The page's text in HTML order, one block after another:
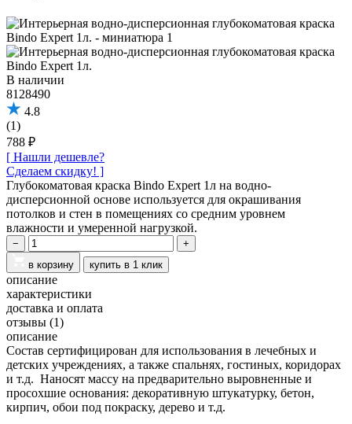
В наличии
8128490
4.8
(1)
788 ₽
[ Нашли дешевле?
Сделаем скидку! ]
Глубокоматовая краска Bindo Expert 1л на водно-
дисперсионной основе используется для окрашивания
потолков и стен в помещениях со средним уровнем
влажности и умеренной нагрузкой.
−
+
в корзину
купить в 1 клик
описание
характеристики
доставка и оплата
отзывы (1)
описание
Состав сертифицирован для использования в лечебных и
детских учреждениях, а также спальнях, гостиных, коридорах
и т.д. Наносят массу на предварительно выровненные и
просохшие основания: декоративную штукатурку, бетон,
кирпич, обои под покраску, дерево и т.д.